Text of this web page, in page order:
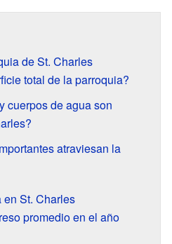
de St. Charles
total de la parroquia?
cuerpos de agua son
atraviesan la
St. Charles
promedio en el año